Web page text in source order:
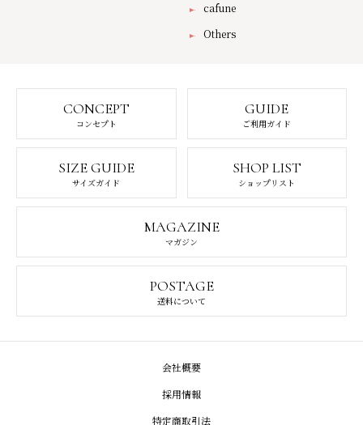
cafune
Others
CONCEPT
コンセプト
GUIDE
ご利用ガイド
SIZE GUIDE
サイズガイド
SHOP LIST
ショップリスト
MAGAZINE
マガジン
POSTAGE
送料について
会社概要
採用情報
特定商取引法